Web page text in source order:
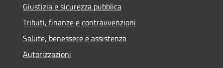
Giustizia e sicurezza pubblica
Tributi, finanze e contravvenzioni
Salute, benessere e assistenza
Autorizzazioni